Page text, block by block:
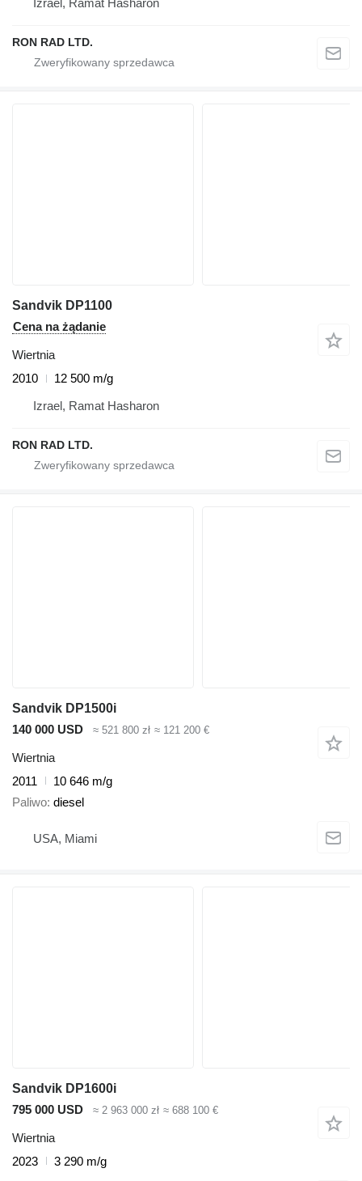
Izrael, Ramat Hasharon
RON RAD LTD.
Sandvik DP1100
Cena na żądanie
Wiertnia
2010
12 500 m/g
Izrael, Ramat Hasharon
RON RAD LTD.
Sandvik DP1500i
140 000 USD
≈ 521 800 zł ≈ 121 200 €
Wiertnia
2011
10 646 m/g
Paliwo diesel
USA, Miami
Sandvik DP1600i
795 000 USD
≈ 2 963 000 zł ≈ 688 100 €
Wiertnia
2023
3 290 m/g